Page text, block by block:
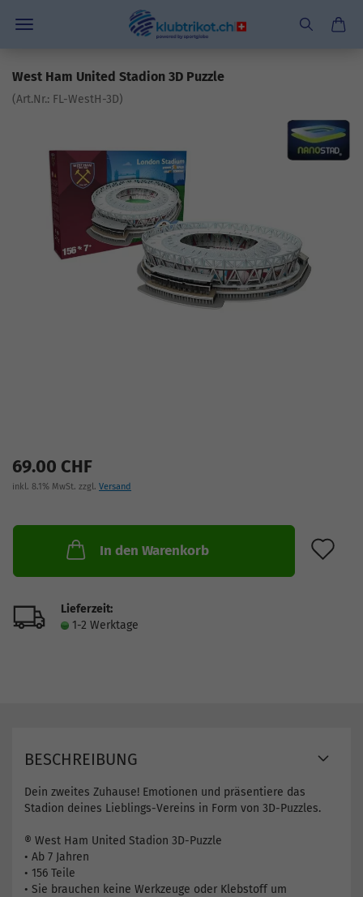
West Ham United Stadion 3D Puzzle
(Art.Nr.: FL-WestH-3D)
69.00 CHF
inkl. 8.1% MwSt. zzgl. Versand
In den Warenkorb
Lieferzeit:
1-2 Werktage
BESCHREIBUNG
Dein zweites Zuhause! Emotionen und präsentiere das
Stadion deines Lieblings-Vereins in Form von 3D-Puzzles.
® West Ham United Stadion 3D-Puzzle
• Ab 7 Jahren
• 156 Teile
• Sie brauchen keine Werkzeuge oder Klebstoff um